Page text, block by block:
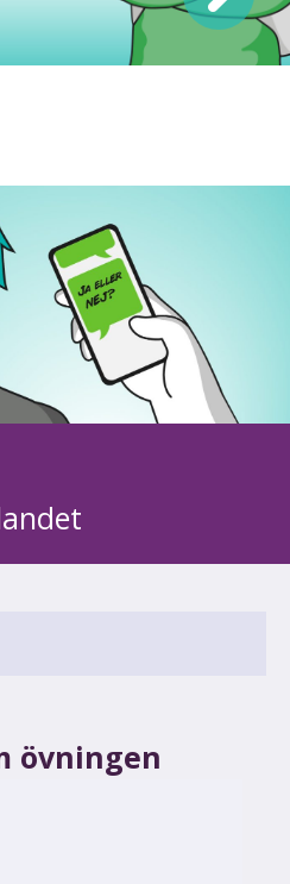
övningen